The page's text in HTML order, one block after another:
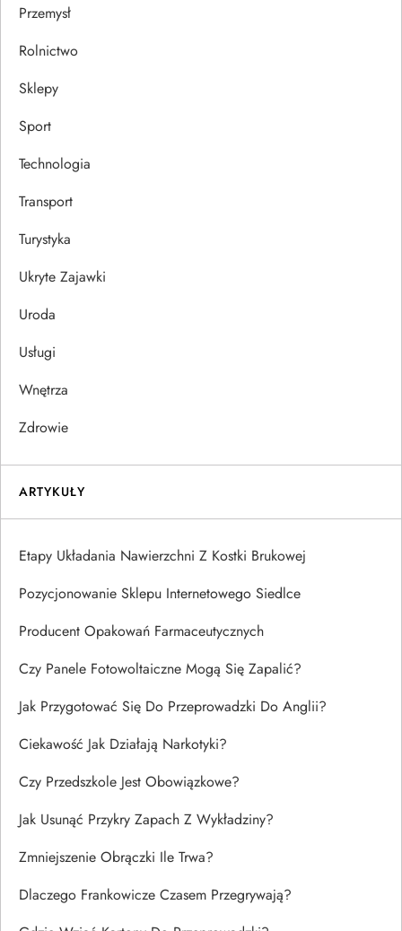
Przemysł
Rolnictwo
Sklepy
Sport
Technologia
Transport
Turystyka
Ukryte Zajawki
Uroda
Usługi
Wnętrza
Zdrowie
ARTYKUŁY
Etapy Układania Nawierzchni Z Kostki Brukowej
Pozycjonowanie Sklepu Internetowego Siedlce
Producent Opakowań Farmaceutycznych
Czy Panele Fotowoltaiczne Mogą Się Zapalić?
Jak Przygotować Się Do Przeprowadzki Do Anglii?
Ciekawość Jak Działają Narkotyki?
Czy Przedszkole Jest Obowiązkowe?
Jak Usunąć Przykry Zapach Z Wykładziny?
Zmniejszenie Obrączki Ile Trwa?
Dlaczego Frankowicze Czasem Przegrywają?